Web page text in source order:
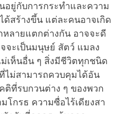
ยู่กับการกระทำและความ
ด้สร้างขึ้น แต่ละคนอาจเกิด
ลายแตกต่างกัน อาจจะดี
จะเป็นมนุษย์ สัตว์ แมลง
เห็นอื่น ๆ สิ่งมีชีวิตทุกชนิด
ไม่สามารถควบคุมได้อัน
ติที่รบกวนต่าง ๆ ของพวก
โกรธ ความซื่อไร้เดียงสา